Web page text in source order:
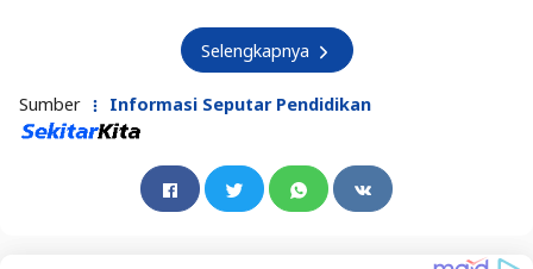
Selengkapnya
Sumber Informasi Seputar Pendidikan